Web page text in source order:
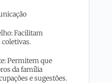
Facilitam
coletivas.
Permitem que
da família
e sugestões.